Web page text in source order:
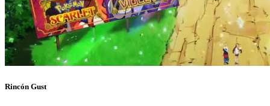
Rincón Gust